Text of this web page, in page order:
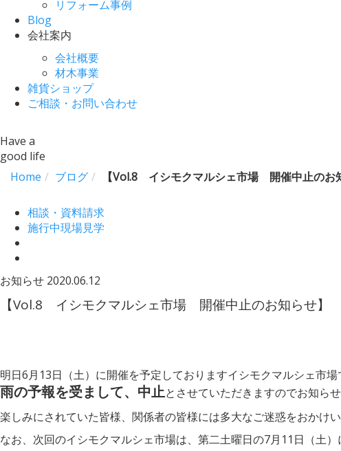
リフォーム事例
Blog
会社案内
会社概要
材木事業
雑貨ショップ
ご相談・お問い合わせ
Have a
good life
Home
ブログ 【Vol.8 イシモクマルシェ市場 開催中止のお
相談・資料請求
施行中現場見学
お知らせ 2020.06.12
【Vol.8 イシモクマルシェ市場 開催中止のお知らせ】
明日6月13日（土）に開催を予定しておりますイシモクマルシェ市場
雨の予報を受まして、中止とさせていただきますのでお知らせ
楽しみにされていた皆様、関係者の皆様には多大なご迷惑をおかけ
なお、次回のイシモクマルシェ市場は、第二土曜日の7月11日（土）